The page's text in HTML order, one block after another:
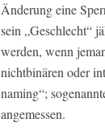
Änderung eine
sein „Geschlecht“
werden, wenn
nichtbinären oder
naming“;
angemessen.